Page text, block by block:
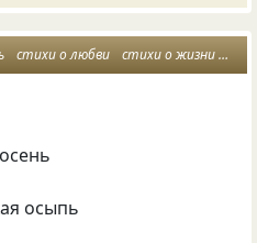
стихи о любви стихи о жизни
осыпь